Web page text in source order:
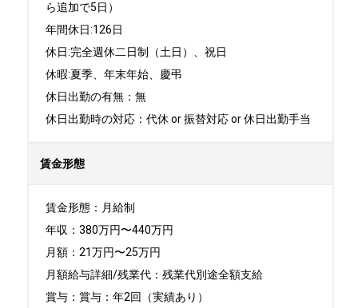
ら追加で5日）
年間休日:126日
休日:完全週休二日制（土日）、祝日
休暇:夏季、年末年始、慶弔
休日出勤の有無：無
休日出勤時の対応：代休 or 振替対応 or 休日出勤手当
賃金形態
賃金形態：月給制
年収：380万円〜440万円
月額：21万円〜25万円
月額給与詳細/残業代：残業代別途全額支給
賞与：賞与：年2回（実績あり）